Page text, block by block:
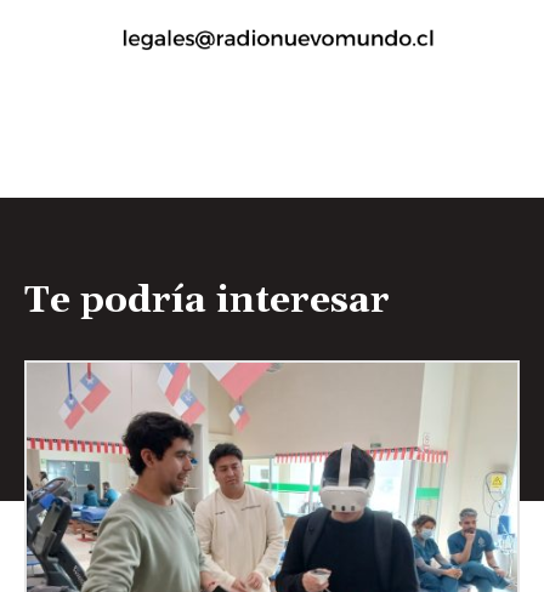
Te podría interesar